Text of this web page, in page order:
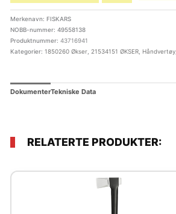
Merkenavn: FISKARS
NOBB-nummer: 49558138
Produktnummer: 43716941
Kategorier: 1850260 Økser, 21534151 ØKSER, Håndvertøy,
DokumenterTekniske Data
RELATERTE PRODUKTER: